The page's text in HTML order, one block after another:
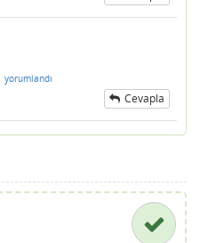
yorumlandı
Cevapla